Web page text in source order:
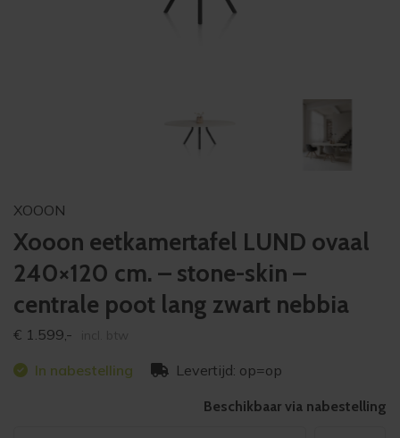
XOOON
Xooon eetkamertafel LUND ovaal
240×120 cm. – stone-skin –
centrale poot lang zwart nebbia
€ 1.599,-
In nabestelling Levertijd: op=op
Beschikbaar via nabestelling